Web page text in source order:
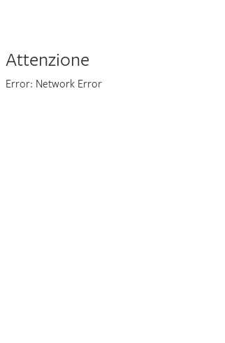
Attenzione
Error: Network Error